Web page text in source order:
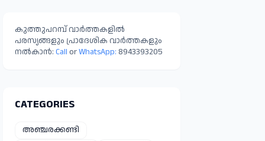
കുത്തുപറമ്പ് വാർത്തകളിൽ
പരസ്യങ്ങളും പ്രാദേശിക വാർത്തകളും
നൽകാൻ: Call orWhatsApp: 8943393205
CATEGORIES
അഞ്ചരക്കണ്ടി